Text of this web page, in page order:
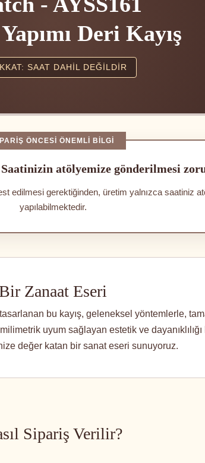
Deri Kayış
SAAT DAHİL DEĞİLDİR
ÖNCESI ÖNEMLI BILGI
atölyemize gönderilmesi
edilmesi gerektiğinden, üretim yalnızca saatiniz
yapılabilmektedir.
Zanaat Eseri
bu kayış, geleneksel yöntemlerle,
uyum sağlayan estetik ve
değer katan bir sanat eseri sunuyoruz.
Sipariş Verilir?